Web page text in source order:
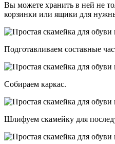
Вы можете хранить в ней не
корзинки или ящики для
Подготавливаем составные
Собираем каркас.
Шлифуем скамейку для